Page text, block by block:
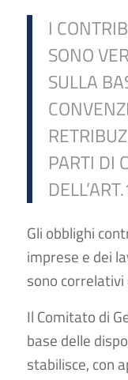
I
SONO
SULLA
PARTI DI
Gli obblighi
imprese e dei
sono
Il Comitato di
base delle
stabilisce, con